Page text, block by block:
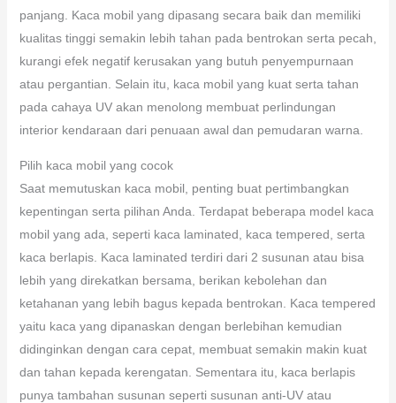
panjang. Kaca mobil yang dipasang secara baik dan memiliki
kualitas tinggi semakin lebih tahan pada bentrokan serta pecah,
kurangi efek negatif kerusakan yang butuh penyempurnaan
atau pergantian. Selain itu, kaca mobil yang kuat serta tahan
pada cahaya UV akan menolong membuat perlindungan
interior kendaraan dari penuaan awal dan pemudaran warna.
Pilih kaca mobil yang cocok
Saat memutuskan kaca mobil, penting buat pertimbangkan
kepentingan serta pilihan Anda. Terdapat beberapa model kaca
mobil yang ada, seperti kaca laminated, kaca tempered, serta
kaca berlapis. Kaca laminated terdiri dari 2 susunan atau bisa
lebih yang direkatkan bersama, berikan kebolehan dan
ketahanan yang lebih bagus kepada bentrokan. Kaca tempered
yaitu kaca yang dipanaskan dengan berlebihan kemudian
didinginkan dengan cara cepat, membuat semakin makin kuat
dan tahan kepada kerengatan. Sementara itu, kaca berlapis
punya tambahan susunan seperti susunan anti-UV atau